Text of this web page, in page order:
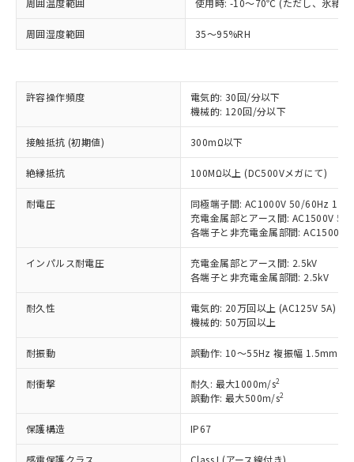
周囲温度範囲 使用時: -10～70℃ (ただし、氷結し
周囲湿度範囲 35～95%RH
許容操作頻度
電気的: 30回/分以下
機械的: 120回/分以下
接触抵抗 (初期値) 300mΩ以下
絶縁抵抗 100MΩ以上 (DC500Vメガにて)
耐電圧
同極端子間: AC1000V 50/60Hz
充電金属部とアース間: AC1500V
各端子と非充電金属部間: AC1500V
インパルス耐電圧
充電金属部とアース間: 2.5kV
各端子と非充電金属部間: 2.5kV
耐久性
電気的: 20万回以上 (AC125V 5A)
機械的: 50万回以上
耐振動 誤動作: 10～55Hz 複振幅 1.5mm
耐衝撃 耐久: 最大1000m/s2
誤動作: 最大500m/s2
保護構造 IP67
感電保護クラス Class I (アース線付き)
ご利用条件
以下の条件をお読みいただき、同意のうえ
本サービスは、当社制御機器事業取扱
商品の当社在庫状況および標準価格
(税抜)を提供させていただくもので
当社制御機器事業取扱商品の中には、
本サービスの対象外となる商品もある
ことをご了承ください。
在庫状況および標準価格照会結果は、
記載している更新日時点での社内デー
タに基づき作成されるものであり、閲
覧された時点での実際の在庫および標
準価格とは異なる場合があることをご
対応済み：EU RoHS指令（10物質）の
非含有に対応した製品が提供可能な商品で
す。
対応予定：EU RoHS指令（10物質）の非含
有に対応した製品に切り替える予定のある
対応予定なし：EU RoHS指令（10物質）の
非含有に非対応の商品で、対応品を出す予
非含有の対応状況を調査中または確認中の
非該当品：ライセンス料など無形物で、有
害物質有無と関係のない商品です。
仕入先様の事情により、非含有部品として
いたものが、含有品と判明した場合などや
むを得ず変更することがあります。
鉛(Pb) 1000ppm以下、 水銀(Hg) 1000ppm以下、 カド
ミウム(Cd) 100ppm以下、
※1 中国RoHS○×表
「○」：最大均質材料含有率が中国RoHSの
基準値以下であることを示します。
「×」：最大均質材料含有率が中国RoHSの
基準値を超えていることを示します。
「－」：未確認です。当社販売部門へお問
*中国RoHS10物質の基準値 (GB/T26572)：
Pb(鉛) :1000ppm、 Hg(水銀) : 1000ppm、 Cd(カドミウ
Cr(Ⅵ)(六価クロム) : 1000ppm、 PBBs(ポリ臭化ビフェ
当社は、これら貴社製品のうち、外国
為替および外国貿易法に定める商品
（以下｢規制貨物等」という）を輸出
または国外への提供する場合は、日本
国政府の輸出許可(または役務取引許
可)を取得するなどの必要な手続きを
とります。